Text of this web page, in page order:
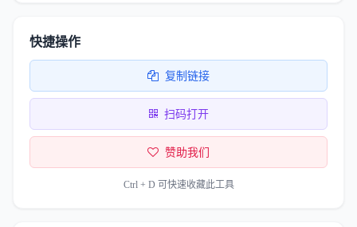
快捷操作
复制链接
扫码打开
赞助我们
Ctrl + D 可快速收藏此工具